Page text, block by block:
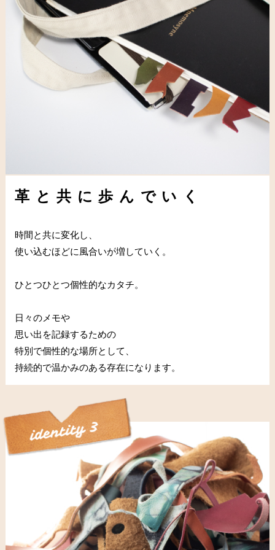
革と共に歩んでいく
時間と共に変化し、
使い込むほどに風合いが増していく。
ひとつひとつ個性的なカタチ。
日々のメモや
思い出を記録するための
特別で個性的な場所として、
持続的で温かみのある存在になります。